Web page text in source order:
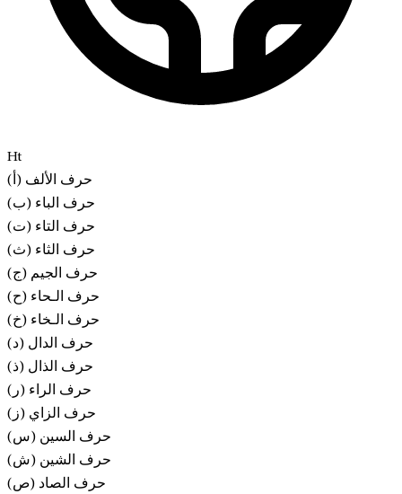
Ht
(أ) حرف الألف
(ب) حرف الباء
(ت) حرف التاء
(ث) حرف الثاء
(ج) حرف الجيم
(ح) حرف الـحاء
(خ) حرف الـخاء
(د) حرف الدال
(ذ) حرف الذال
(ر) حرف الراء
(ز) حرف الزاي
(س) حرف السين
(ش) حرف الشين
(ص) حرف الصاد